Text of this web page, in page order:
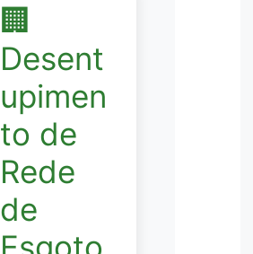
🏢
Desent
upimen
to de
Rede
de